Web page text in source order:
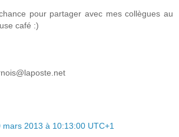
pour partager avec mes collègues au
café :)
mars 2013 à 10:13:00 UTC+1